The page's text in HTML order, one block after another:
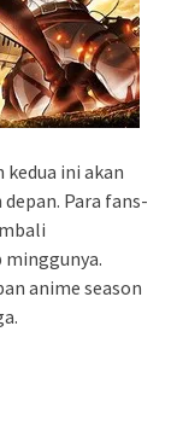
kedua ini akan
Para fans-
minggunya.
anime season